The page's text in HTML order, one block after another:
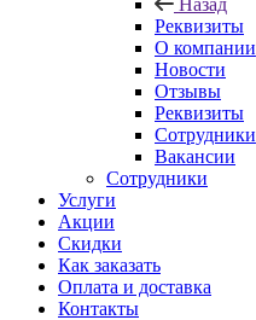
Назад
Реквизиты
О компании
Новости
Отзывы
Реквизиты
Сотрудники
Вакансии
Сотрудники
Услуги
Акции
Скидки
Как заказать
Оплата и доставка
Контакты